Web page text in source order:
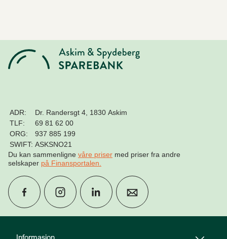
ADR:
Dr. Randersgt 4, 1830 Askim
TLF:
69 81 62 00
ORG:
937 885 199
SWIFT: ASKSNO21
Du kan sammenligne våre priser med priser fra andre
selskaper på Finansportalen.